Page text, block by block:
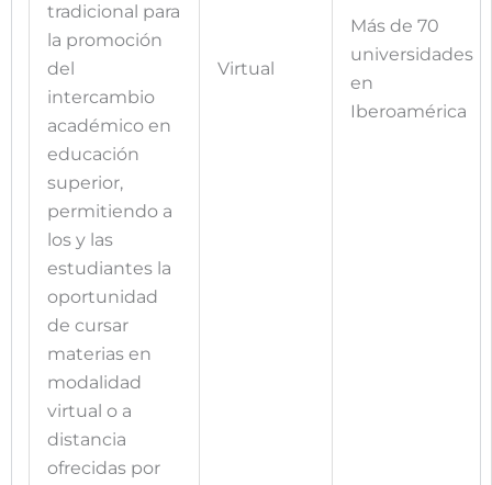
tradicional para
la promoción
del
intercambio
académico en
educación
superior,
permitiendo a
los y las
estudiantes la
oportunidad
de cursar
materias en
modalidad
virtual o a
distancia
ofrecidas por
Virtual
Más de 70
universidades
en
Iberoamérica